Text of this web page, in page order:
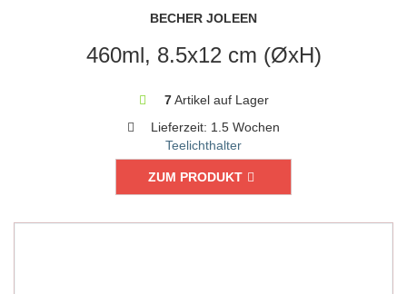
BECHER JOLEEN
460ml, 8.5x12 cm (ØxH)
7Artikel auf Lager
Lieferzeit: 1.5 Wochen
Teelichthalter
ZUM PRODUKT